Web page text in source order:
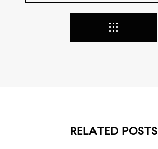
RELATED POSTS